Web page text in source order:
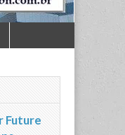
Future